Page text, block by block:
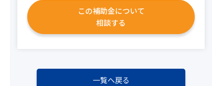
この補助金について
相談する
一覧へ戻る